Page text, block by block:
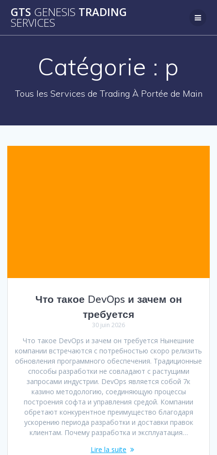
au
GTS GENESIS TRADING
SERVICES
Catégorie : p
Tous les Services de Trading À Portée de Main
Что такое DevOps и зачем он
требуется
30 juin 2026
Что такое DevOps и зачем он требуется Нынешние
компании встречаются с потребностью скоро релизить
обновления программного обеспечения. Традиционные
способы разработки не совладают с растущими
запросами индустрии. DevOps является собой 7к
казино методологию, соединяющую процессы
построения софта и управления средой. Компании
обретают конкурентное преимущество благодаря
ускорению периода разработки и доставки правок
клиентам. Почему разработка и эксплуатация…
Lire la suite